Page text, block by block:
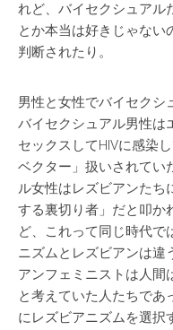
れど、バイセクシュアル
とか本当は好きじゃない
判断されたり。
男性と女性でバイセクシ
バイセクシュアル男性は
セックスしてHIVに感染
ベクター」扱いされてい
ル女性はレズビアンたち
する裏切り者」だと叩か
ど、これって同じ時代で
ニズムとレズビアンは違
アンフェミニストは人間
と考えていた人たちであ
にレズビアニズムを選択